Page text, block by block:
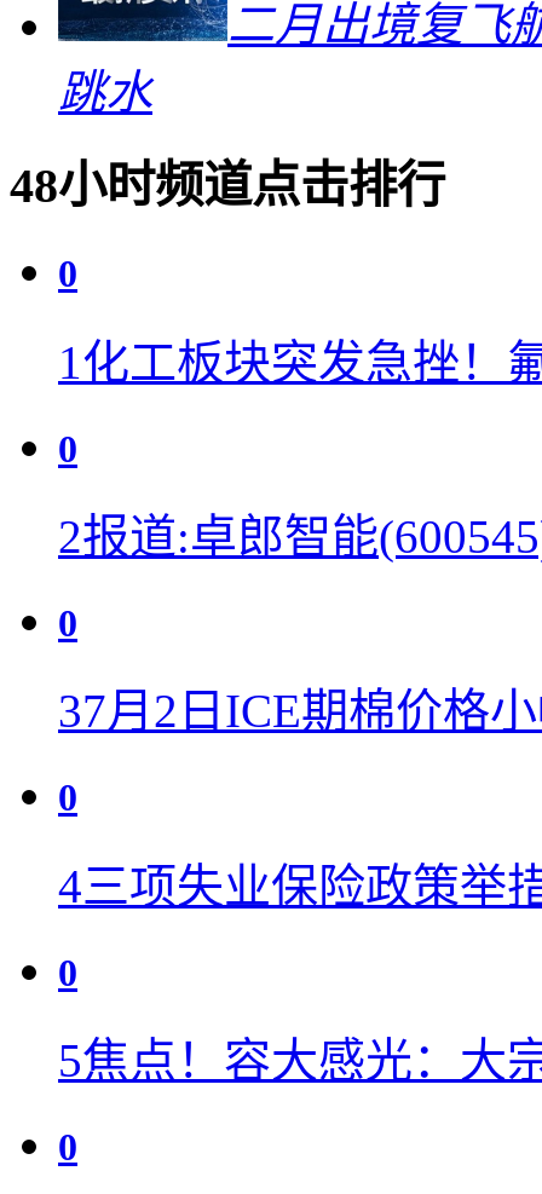
二月出境复飞
跳水
48小时频道点击排行
0
1 化工板块突发急挫！
0
2报道:卓郎智能
0
37月2日ICE期棉价格
0
4三项失业保险政策举
0
5焦点！容大感光：大
0